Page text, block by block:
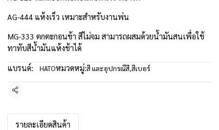
AG-444 แห้งเร็ว เหมาะสำหรับงานพ่น
MG-333 ตกตะกอนช้า สีไม่จม สามารถผสมด้วยน้ำมันสนเพื่อใช้
ทาทับสีน้ำมันแห้งช้าได้
แบรนด์:
HATOหมวดหมู่:สี และอุปกรณืสี,สีเบอร์
แชร์
รายละเอียดสินค้า